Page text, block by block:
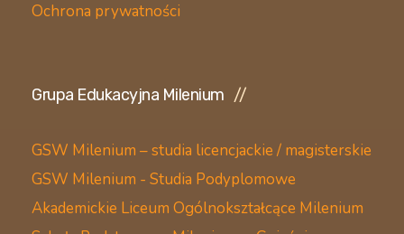
Ochrona prywatności
Grupa Edukacyjna Milenium
GSW Milenium – studia licencjackie / magisterskie
GSW Milenium - Studia Podyplomowe
Akademickie Liceum Ogólnokształcące Milenium